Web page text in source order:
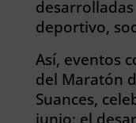
deportivo,
Así, eventos
del Maratón
Suances,
junio; el